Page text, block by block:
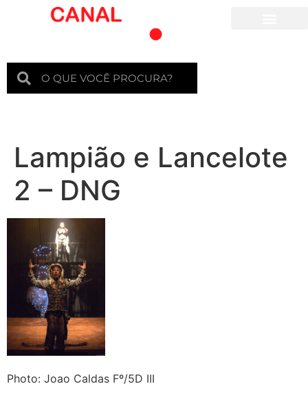
Lampião e Lancelote
2 – DNG
Photo: Joao Caldas Fº/5D III